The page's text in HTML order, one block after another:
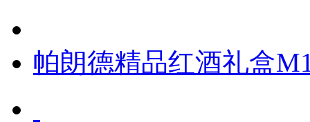
帕朗德精品红酒礼盒